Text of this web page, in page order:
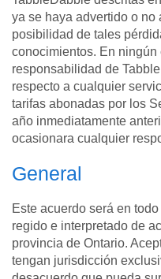
ya se haya advertido o no
posibilidad de tales
conocimientos. En
responsabilidad de
respecto a cualquier
tarifas abonadas por los
año inmediatamente
ocasionara cualquier
General
Este acuerdo será en
regido e interpretado de
provincia de Ontario.
tengan jurisdicción